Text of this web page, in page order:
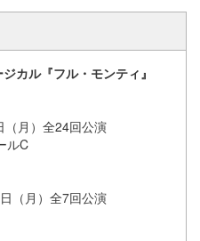
カル『フル・モンティ』
月）全24回公演
ルC
（月）全7回公演